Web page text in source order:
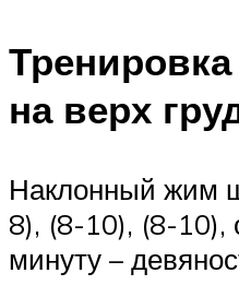
на верх
Наклонный жим
8), (8-10), (8-10),
минуту –